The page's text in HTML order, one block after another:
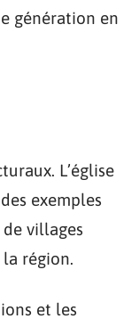
génération en
L’église
exemples
villages
région.
et les